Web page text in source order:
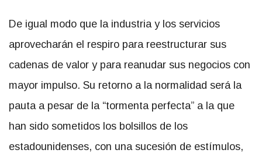
De igual modo que la industria y los servicios
aprovecharán el respiro para reestructurar sus
cadenas de valor y para reanudar sus negocios con
mayor impulso. Su retorno a la normalidad será la
pauta a pesar de la “tormenta perfecta” a la que
han sido sometidos los bolsillos de los
estadounidenses, con una sucesión de estímulos,